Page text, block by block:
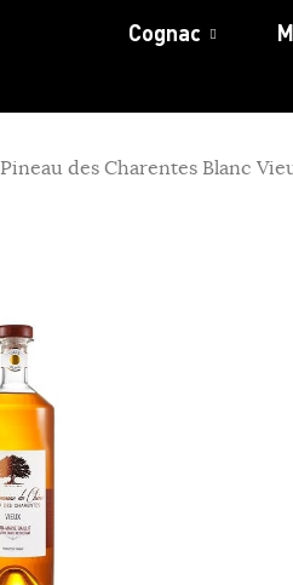
Cognac
Pineau des Charentes Blanc